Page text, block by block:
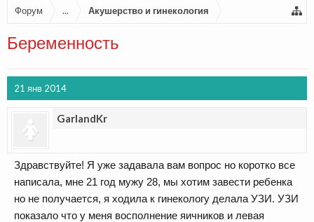
Форум ... Акушерство и гинекология
Беременность
21 янв 2014
GarlandKr
Здравствуйте! Я уже задавала вам вопрос но коротко все
написала, мне 21 год мужу 28, мы хотим завести ребенка
но не получается, я ходила к гинекологу делала УЗИ. УЗИ
показало что у меня восполнение яичников и левая